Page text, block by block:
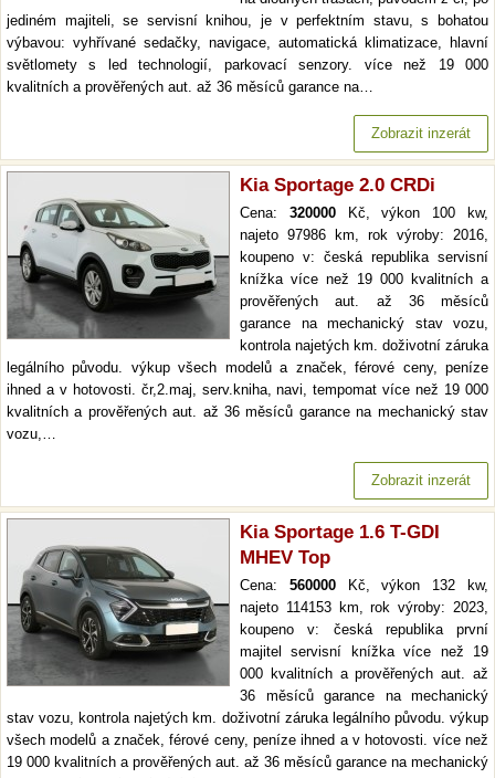
jediném majiteli, se servisní knihou, je v perfektním stavu, s bohatou
výbavou: vyhřívané sedačky, navigace, automatická klimatizace, hlavní
světlomety s led technologií, parkovací senzory. více než 19 000
kvalitních a prověřených aut. až 36 měsíců garance na…
Zobrazit inzerát
Kia Sportage 2.0 CRDi
Cena: 320000Kč, výkon 100 kw,
najeto 97986 km, rok výroby: 2016,
koupeno v: česká republika servisní
knížka více než 19 000 kvalitních a
prověřených aut. až 36 měsíců
garance na mechanický stav vozu,
kontrola najetých km. doživotní záruka
legálního původu. výkup všech modelů a značek, férové ceny, peníze
ihned a v hotovosti. čr,2.maj, serv.kniha, navi, tempomat více než 19 000
kvalitních a prověřených aut. až 36 měsíců garance na mechanický stav
vozu,…
Zobrazit inzerát
Kia Sportage 1.6 T-GDI
MHEV Top
Cena: 560000Kč, výkon 132 kw,
najeto 114153 km, rok výroby: 2023,
koupeno v: česká republika první
majitel servisní knížka více než 19
000 kvalitních a prověřených aut. až
36 měsíců garance na mechanický
stav vozu, kontrola najetých km. doživotní záruka legálního původu. výkup
všech modelů a značek, férové ceny, peníze ihned a v hotovosti. více než
19 000 kvalitních a prověřených aut. až 36 měsíců garance na mechanický